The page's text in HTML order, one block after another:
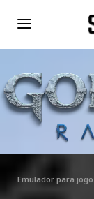
Emulador para